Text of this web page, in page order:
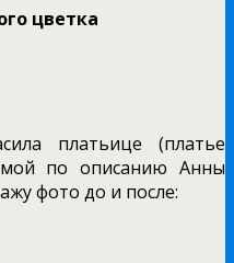
цветка
платьице (платье
по описанию Анны
фото до и после: